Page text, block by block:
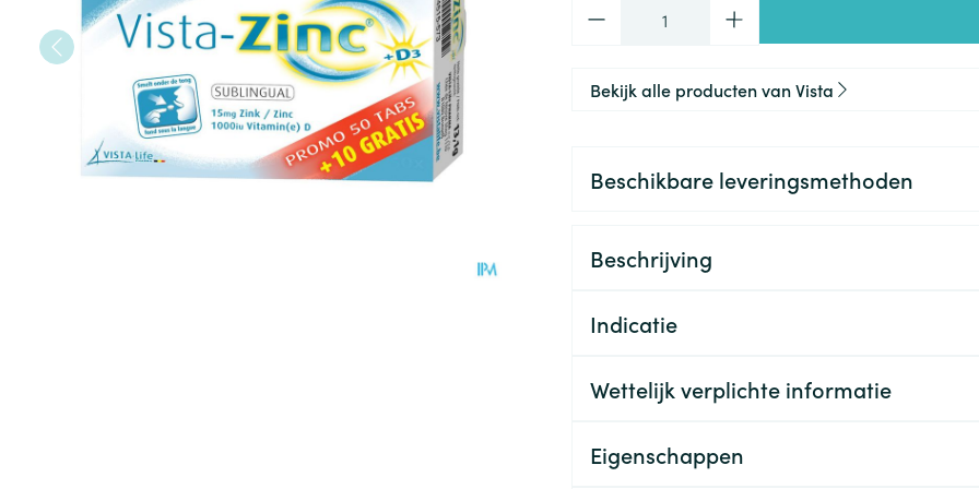
Bekijk alle producten van Vista
Beschikbare leveringsmethoden
Beschrijving
Indicatie
Wettelijk verplichte informatie
Eigenschappen